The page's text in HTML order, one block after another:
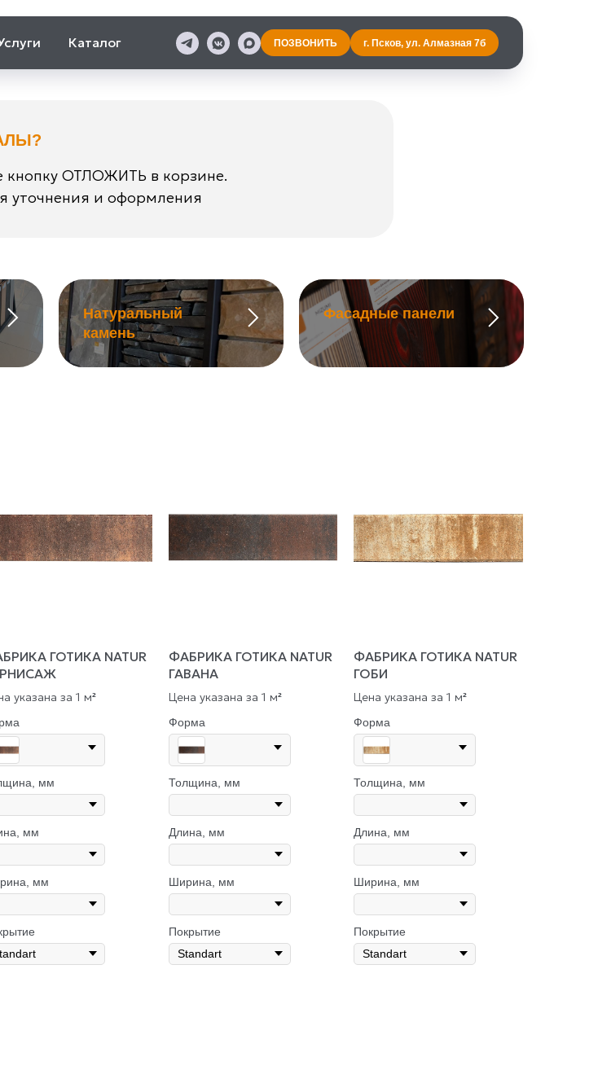
Каталог ПОЗВОНИТЬ г. Псков, ул. Алмазная 7б
кнопку ОТЛОЖИТЬ в корзине.
уточнения и оформления
Натуральный
камень
Фасадные панели
ГОТИКА NATUR
указана за 1 м²
мм
мм
мм
ФАБРИКА ГОТИКА NATUR
ГАВАНА
Цена указана за 1 м²
Форма
Толщина, мм
Длина, мм
Ширина, мм
Покрытие
ФАБРИКА ГОТИКА NATUR
ГОБИ
Цена указана за 1 м²
Форма
Толщина, мм
Длина, мм
Ширина, мм
Покрытие